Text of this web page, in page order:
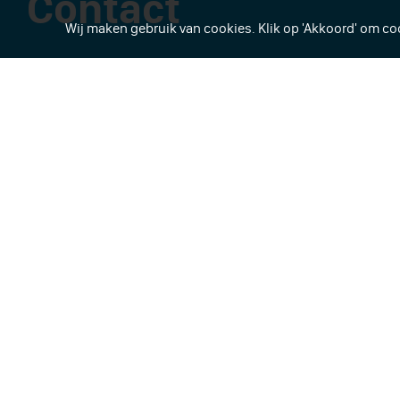
Wij maken gebruik van cookies. Klik op 'Akkoord' om